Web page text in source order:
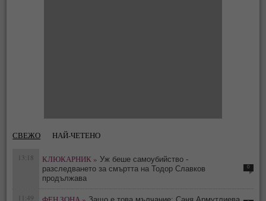
СВЕЖО НАЙ-ЧЕТЕНО
13:18 КЛЮКАРНИК » Уж беше самоубийство -
разследването за смъртта на Тодор Славков
продължава
0
11:49